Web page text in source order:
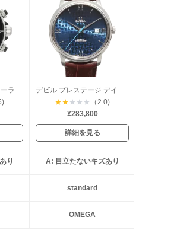
J12 スーパーレッジェーラ 41mm
デビル プレステージ デイト オービス
★★ ★ ★ ★
（2.0)
¥283,800
詳細を見る
り A: 目立たないキズあり
standard
OMEGA